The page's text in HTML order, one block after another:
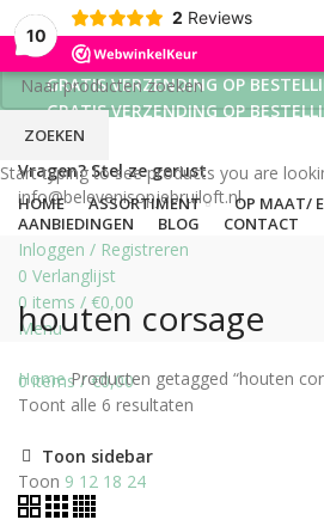
10
2 Reviews
GRATIS VERZENDING OP
GRATIS VERZENDING OP
GRATIS VERZENDING OP
Vragen? Stel ze gerust
info@belevenisopjebruiloft.nl
Inloggen / Registreren
0 Verlanglijst
0 items / €0,00
Menu
0items / €0,00
HOME ASSORTIMENT
OP MAAT/
AANBIEDINGEN
BLOG CONTACT
houten corsage
HomeProducten getagged “houten
Toont alle 6 resultaten
Toon sidebar
Toon 9 12 18 24
ZOEKEN
Start typing to see products you are